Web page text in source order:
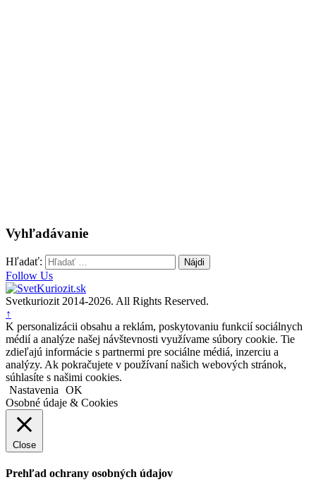
Vyhľadávanie
Hľadať:
Follow Us
Svetkuriozit 2014-2026. All Rights Reserved.
↑
K personalizácii obsahu a reklám, poskytovaniu funkcií sociálnych
médií a analýze našej návštevnosti využívame súbory cookie. Tie
zdieľajú informácie s partnermi pre sociálne médiá, inzerciu a
analýzy. Ak pokračujete v používaní našich webových stránok,
súhlasíte s našimi cookies.
Nastavenia
OK
Osobné údaje & Cookies
Close
Prehľad ochrany osobných údajov